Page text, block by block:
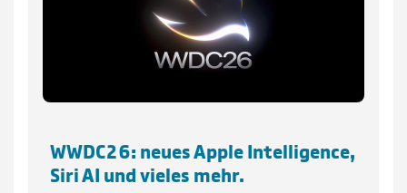
WWDC26: neues Apple Intelligence,
Siri AI und vieles mehr.